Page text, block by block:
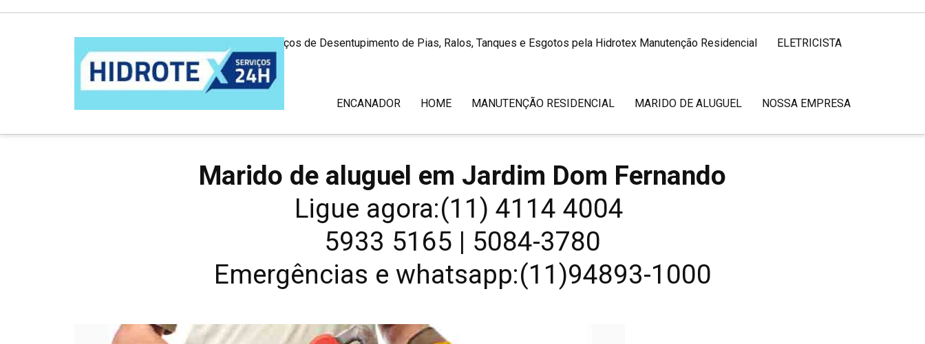
Desentupidora em São Paulo: Serviços de Desentupimento de Pias, Ralos, Tanques e Esgotos pela Hidrotex Manutenção Residencial ELETRICISTA
ENCANADOR HOME MANUTENÇÃO RESIDENCIAL MARIDO DE ALUGUEL NOSSA EMPRESA
Marido de aluguel em Jardim Dom Fernando
Ligue agora:(11) 4114 4004
5933 5165 | 5084-3780
Emergências e whatsapp:(11)94893-1000